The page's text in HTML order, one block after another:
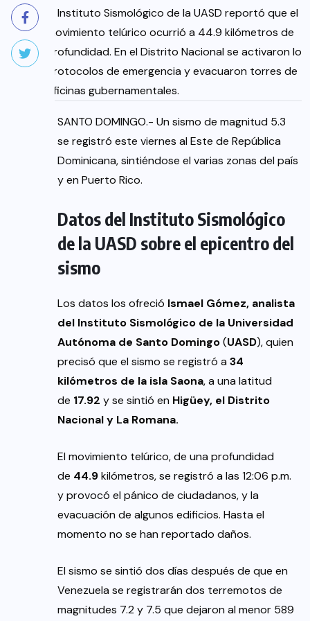
El Instituto Sismológico de la UASD reportó que el
movimiento telúrico ocurrió a 44.9 kilómetros de
profundidad. En el Distrito Nacional se activaron los
protocolos de emergencia y evacuaron torres de
oficinas gubernamentales.
SANTO DOMINGO.- Un sismo de magnitud 5.3
se registró este viernes al Este de República
Dominicana, sintiéndose el varias zonas del país
y en Puerto Rico.
Datos del Instituto Sismológico
de la UASD sobre el epicentro del
sismo
Los datos los ofreció Ismael Gómez, analista
del Instituto Sismológico de la Universidad
Autónoma de Santo Domingo(UASD), quien
precisó que el sismo se registró a34
kilómetros de la isla Saona, a una latitud
de 17.92 y se sintió en Higüey, el Distrito
Nacional y La Romana.
El movimiento telúrico, de una profundidad
de 44.9kilómetros, se registró a las 12:06 p.m.
y provocó el pánico de ciudadanos, y la
evacuación de algunos edificios. Hasta el
momento no se han reportado daños.
El sismo se sintió dos días después de que en
Venezuela se registrarán dos terremotos de
magnitudes 7.2 y 7.5 que dejaron al menor 589